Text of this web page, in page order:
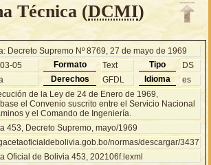
Técnica (DCMI)
Decreto Supremo Nº 8769, 27 de mayo de 1969
05 Formato Text Tipo
DS
Derechos GFDL Idioma es
de la Ley de 24 de Enero de 1969,
el Convenio suscrito entre el Servicio Nacional
y el Comando de Ingeniería.
453, Decreto Supremo, mayo/1969
normas/descargar/3437
Oficial de Bolivia 453, 202106f.lexml